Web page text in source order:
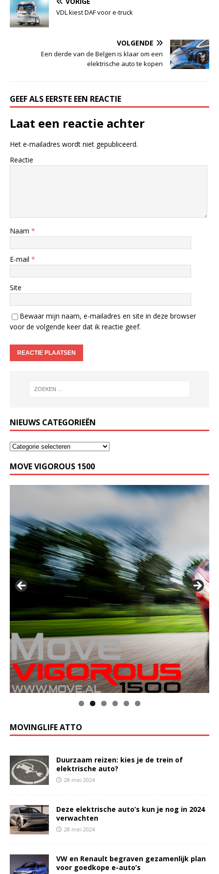
VDL kiest DAF voor e-truck
VOLGENDE
Een derde van de Belgen is klaar om een
elektrische auto te kopen
GEEF ALS EERSTE EEN REACTIE
Laat een reactie achter
Het e-mailadres wordt niet gepubliceerd.
Reactie
Naam *
E-mail *
Site
Bewaar mijn naam, e-mailadres en site in deze browser
voor de volgende keer dat ik reactie geef.
NIEUWS CATEGORIEËN
MOVE VIGOROUS 1500
MOVINGLIFE ATTO
Duurzaam reizen: kies je de trein of
elektrische auto?
28 mei 2024
Deze elektrische auto’s kun je nog in 2024
verwachten
28 mei 2024
VW en Renault begraven gezamenlijk plan
voor goedkope e-auto’s